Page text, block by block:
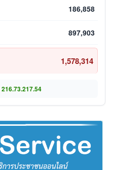
186,858
897,903
1,578,314
216.73.217.54